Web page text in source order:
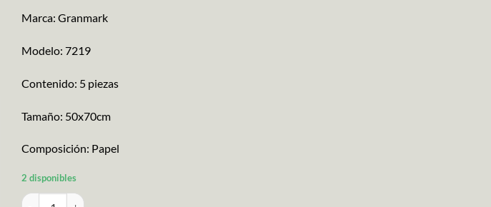
Marca: Granmark
Modelo: 7219
Contenido: 5 piezas
Tamaño: 50x70cm
Composición: Papel
2 disponibles
Papel Regalo Sonic M-7219 cantidad